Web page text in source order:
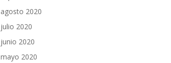
agosto 2020
julio 2020
junio 2020
mayo 2020